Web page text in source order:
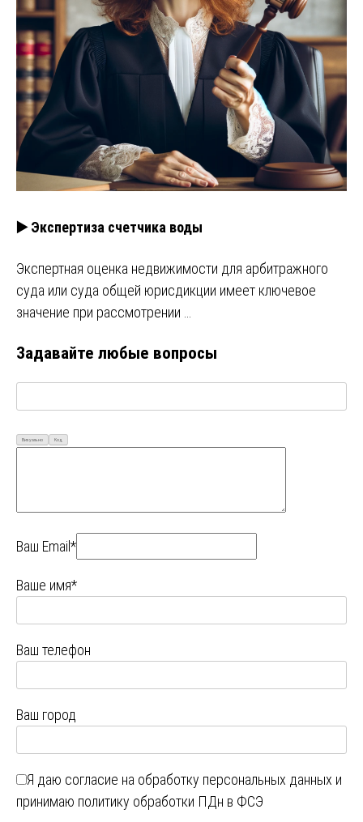
▶️ Экспертиза счетчика воды
Экспертная оценка недвижимости для арбитражного
суда или суда общей юрисдикции имеет ключевое
значение при рассмотрении …
Задавайте любые вопросы
Визуально Код
Ваш Email*
Ваше имя*
Ваш телефон
Ваш город
Я даю согласие на обработку персональных данных и
принимаю политику обработки ПДн в ФСЭ